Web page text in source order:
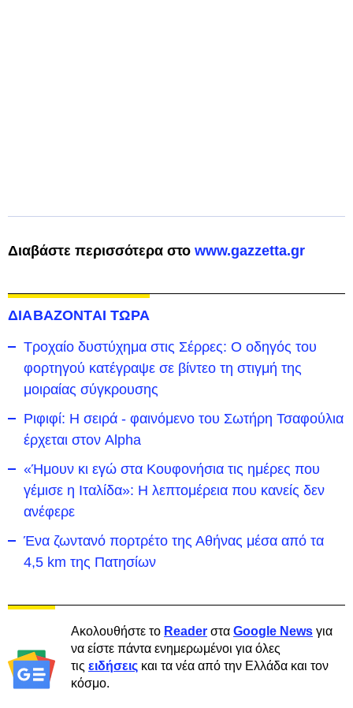
Διαβάστε περισσότερα στο www.gazzetta.gr
ΔΙΑΒΑΖΟΝΤΑΙ ΤΩΡΑ
Τροχαίο δυστύχημα στις Σέρρες: Ο οδηγός του
φορτηγού κατέγραψε σε βίντεο τη στιγμή της
μοιραίας σύγκρουσης
Ριφιφί: Η σειρά - φαινόμενο του Σωτήρη Τσαφούλια
έρχεται στον Alpha
«Ήμουν κι εγώ στα Κουφονήσια τις ημέρες που
γέμισε η Ιταλίδα»: Η λεπτομέρεια που κανείς δεν
ανέφερε
Ένα ζωντανό πορτρέτο της Αθήνας μέσα από τα
4,5 km της Πατησίων
Ακολουθήστε το Reader στα Google News για
να είστε πάντα ενημερωμένοι για όλες
τις ειδήσεις και τα νέα από την Ελλάδα και τον
κόσμο.